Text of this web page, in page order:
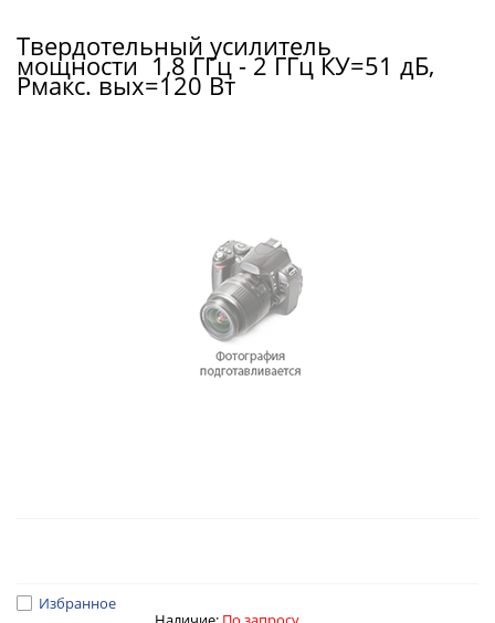
Твердотельный усилитель
мощности 1,8 ГГц - 2 ГГц КУ=51 дБ,
Pмакс. вых=120 Вт
Избранное